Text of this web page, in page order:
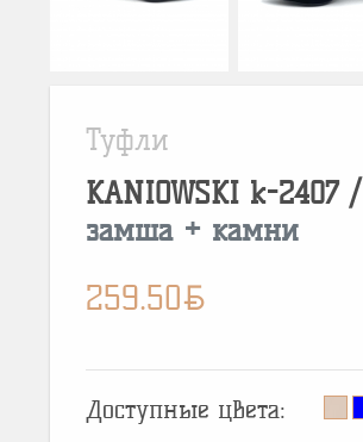
Туфли
KANIOWSKI k-2407/
замша + камни
259.50BYN
Доступные цвета: